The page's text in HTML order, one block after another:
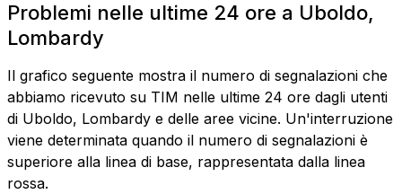
Problemi nelle ultime 24 ore a Uboldo,
Lombardy
Il grafico seguente mostra il numero di segnalazioni che
abbiamo ricevuto su TIM nelle ultime 24 ore dagli utenti
di Uboldo, Lombardy e delle aree vicine. Un'interruzione
viene determinata quando il numero di segnalazioni è
superiore alla linea di base, rappresentata dalla linea
rossa.